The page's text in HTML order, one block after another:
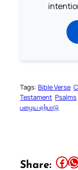
Tags: Bible Verse
Testament Psalms
பழைய ஏற்பாடு
Share: Share this article on Facebook Share this article on WhatsApp